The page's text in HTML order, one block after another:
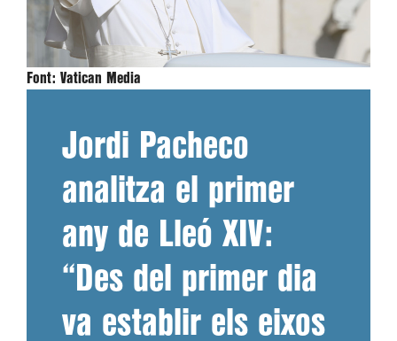
Font: Vatican Media
Jordi Pacheco
analitza el primer
any de Lleó XIV:
“Des del primer dia
va establir els eixos